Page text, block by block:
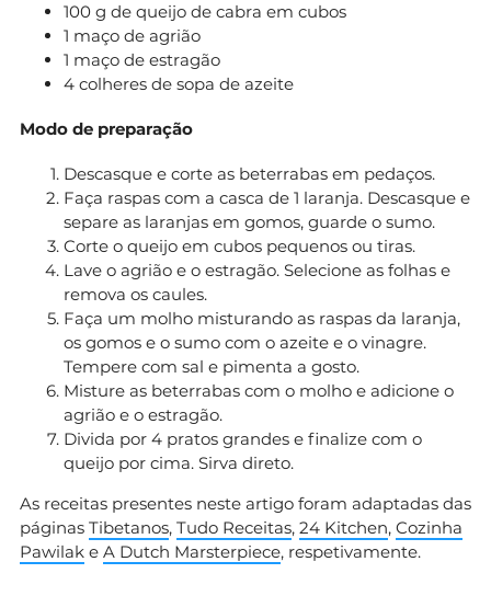
100 g de queijo de cabra em cubos
1 maço de agrião
1 maço de estragão
4 colheres de sopa de azeite
Modo de preparação
Descasque e corte as beterrabas em pedaços.
Faça raspas com a casca de 1 laranja. Descasque e
separe as laranjas em gomos, guarde o sumo.
Corte o queijo em cubos pequenos ou tiras.
Lave o agrião e o estragão. Selecione as folhas e
remova os caules.
Faça um molho misturando as raspas da laranja,
os gomos e o sumo com o azeite e o vinagre.
Tempere com sal e pimenta a gosto.
Misture as beterrabas com o molho e adicione o
agrião e o estragão.
Divida por 4 pratos grandes e finalize com o
queijo por cima. Sirva direto.
As receitas presentes neste artigo foram adaptadas das
páginas Tibetanos, Tudo Receitas, 24 Kitchen, Cozinha
Pawilak e A Dutch Marsterpiece, respetivamente.